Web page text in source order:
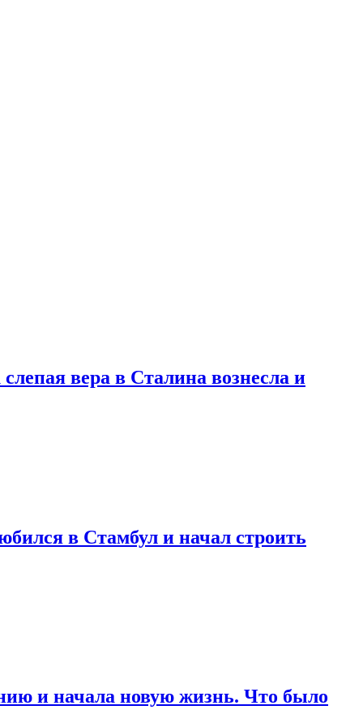
вера в Сталина вознесла и
в Стамбул и начал строить
и начала новую жизнь. Что было